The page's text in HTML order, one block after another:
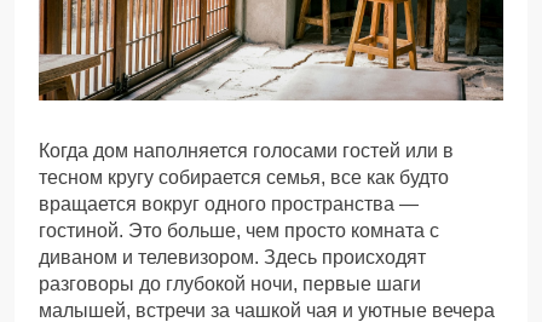
Когда дом наполняется голосами гостей или в
тесном кругу собирается семья, все как будто
вращается вокруг одного пространства —
гостиной. Это больше, чем просто комната с
диваном и телевизором. Здесь происходят
разговоры до глубокой ночи, первые шаги
малышей, встречи за чашкой чая и уютные вечера